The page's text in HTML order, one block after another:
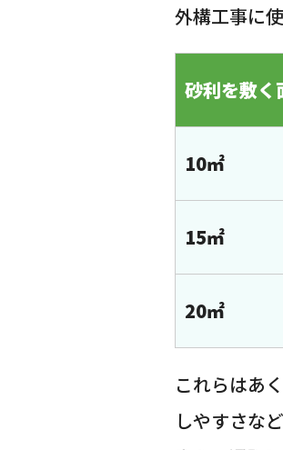
外構工事に
砂利を敷く
10㎡
15㎡
20㎡
これらはあ
しやすさな